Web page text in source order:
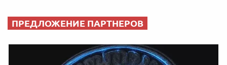
ПРЕДЛОЖЕНИЕ ПАРТНЕРОВ